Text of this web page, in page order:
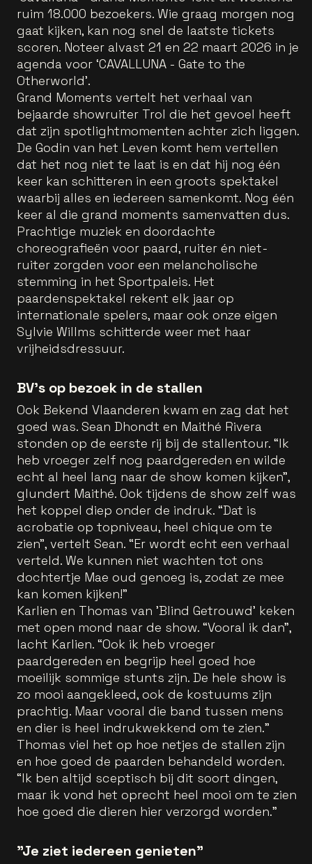
ruim 18.000 bezoekers. Wie graag morgen nog
gaat kijken, kan nog snel de laatste tickets
scoren. Noteer alvast 21 en 22 maart 2026 in je
agenda voor ‘CAVALLUNA - Gate to the
Otherworld’.
Grand Moments vertelt het verhaal van
bejaarde showruiter Trol die het gevoel heeft
dat zijn spotlightmomenten achter zich liggen.
De Godin van het Leven komt hem vertellen
dat het nog niet te laat is en dat hij nog één
keer kan schitteren in een groots spektakel
waarbij alles en iedereen samenkomt. Nog één
keer al die grand moments samenvatten dus.
Prachtige muziek en doordachte
choreografieën voor paard, ruiter én niet-
ruiter zorgden voor een melancholische
stemming in het Sportpaleis. Het
paardenspektakel rekent elk jaar op
internationale spelers, maar ook onze eigen
Sylvie Willms schitterde weer met haar
vrijheidsdressuur.
BV’s op bezoek in de stallen
Ook Bekend Vlaanderen kwam en zag dat het
goed was. Sean Dhondt en Maithé Rivera
stonden op de eerste rij bij de stallentour. “Ik
heb vroeger zelf nog paardgereden en wilde
echt al heel lang naar de show komen kijken”,
glundert Maithé. Ook tijdens de show zelf was
het koppel diep onder de indruk. “Dat is
acrobatie op topniveau, heel chique om te
zien”, vertelt Sean. “Er wordt echt een verhaal
verteld. We kunnen niet wachten tot ons
dochtertje Mae oud genoeg is, zodat ze mee
kan komen kijken!”
Karlien en Thomas van 'Blind Getrouwd' keken
met open mond naar de show. “Vooral ik dan”,
lacht Karlien. “Ook ik heb vroeger
paardgereden en begrijp heel goed hoe
moeilijk sommige stunts zijn. De hele show is
zo mooi aangekleed, ook de kostuums zijn
prachtig. Maar vooral die band tussen mens
en dier is heel indrukwekkend om te zien.”
Thomas viel het op hoe netjes de stallen zijn
en hoe goed de paarden behandeld worden.
“Ik ben altijd sceptisch bij dit soort dingen,
maar ik vond het oprecht heel mooi om te zien
hoe goed die dieren hier verzorgd worden.”
"Je ziet iedereen genieten"